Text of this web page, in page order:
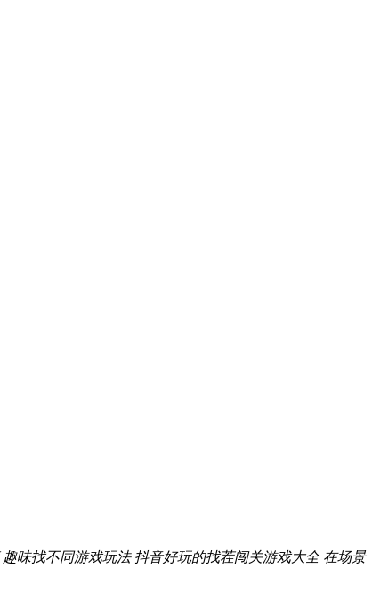
趣味找不同游戏玩法 抖音好玩的找茬闯关游戏大全 在场景